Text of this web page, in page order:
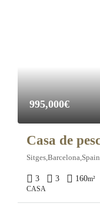
995,000€
Sitges,Barcelona,Spain
3 3 160m²
CASA